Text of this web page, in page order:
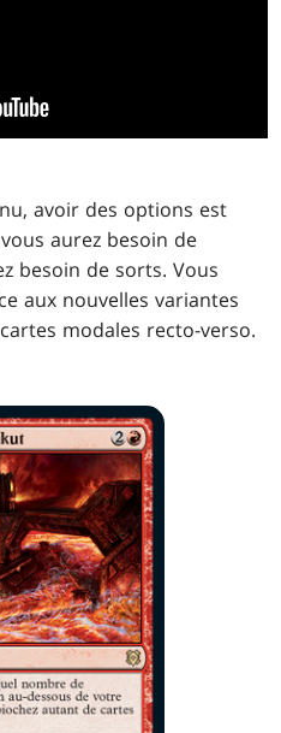
avoir des options est
aurez besoin de
besoin de sorts. Vous
aux nouvelles variantes
modales recto-verso.